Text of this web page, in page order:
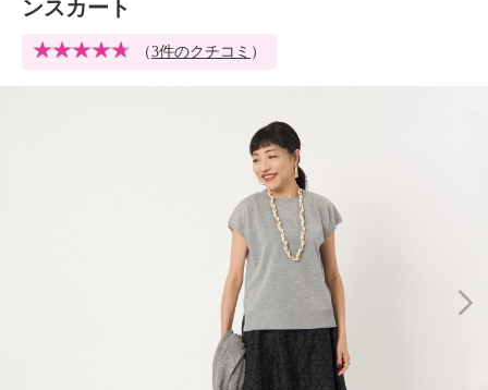
ンスカート
（3件のクチコミ ）